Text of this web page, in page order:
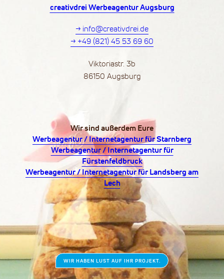
WIR HABEN LUST AUF IHR PROJEKT.
creativdrei Werbeagentur Augsburg
→ info@creativdrei.de
→ +49 (821) 45 53 69 60
Viktoriastr. 3b
86150 Augsburg
Wir sind außerdem Eure
Werbeagentur / Internetagentur für Starnberg
Werbeagentur / Internetagentur für
Fürstenfeldbruck
Werbeagentur / Internetagentur für Landsberg am
Lech
Ein Unternehmen der Region
stay curious, always wondering.